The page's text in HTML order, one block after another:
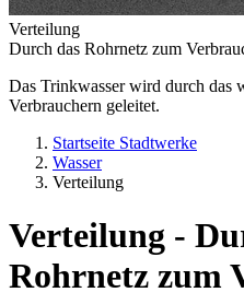
Verteilung
Durch das Rohrnetz zum
Das Trinkwasser wird durch das
Verbrauchern geleitet.
Startseite Stadtwerke
Wasser
Verteilung
Verteilung -
Rohrnetz zum